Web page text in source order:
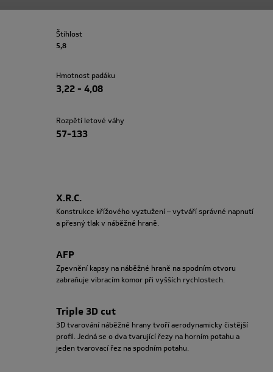
Štíhlost
5,8
Hmotnost padáku
3,22 - 4,08
Rozpětí letové váhy
57-133
X.R.C.
Konstrukce křížového vyztužení – vytváří správné napnutí
a přesný tlak v náběžné hraně.
AFP
Zpevnění kapsy na náběžné hraně na spodním otvoru
zabraňuje vibracím komor při vyšších rychlostech.
Triple 3D cut
3D tvarování náběžné hrany tvoří aerodynamicky čistější
profil. Jedná se o dva tvarující řezy na horním potahu a
jeden tvarovací řez na spodním potahu.